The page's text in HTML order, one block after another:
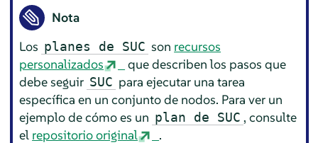
Nota
Los planes de SUC son recursos
personalizados
que describen los pasos que
debe seguir SUC para ejecutar una tarea
específica en un conjunto de nodos. Para ver un
ejemplo de cómo es un plan de SUC , consulte
el repositorio original .